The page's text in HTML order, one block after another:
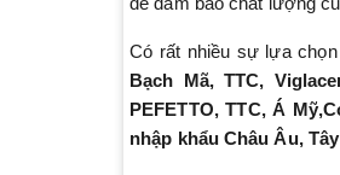
Có rất nhiều sự lựa
Bạch Mã, TTC,
PEFETTO, TTC, Á
nhập khẩu Châu Âu,